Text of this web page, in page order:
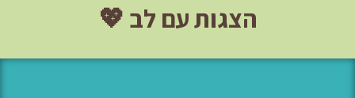
הצגות עם לב 💖